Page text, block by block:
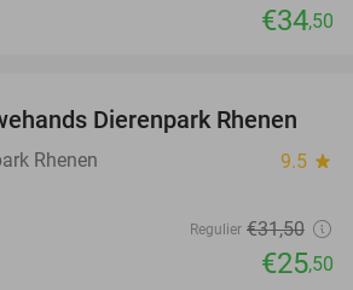
€34,50
19%
Dierenpark Rhenen
Rhenen 9.5 star
Regulier €31,50
€25,50